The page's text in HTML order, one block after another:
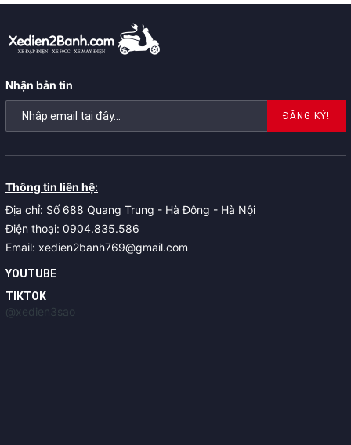
Nhận bản tin
ĐĂNG KÝ!
Thông tin liên hệ:
Địa chỉ: Số 688 Quang Trung - Hà Đông - Hà Nội
Điện thoại: 0904.835.586
Email: xedien2banh769@gmail.com
YOUTUBE
TIKTOK
@xedien3sao